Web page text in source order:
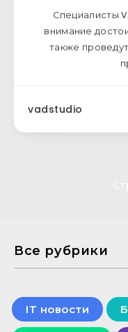
Специалисты
внимание
также
vadstudio
Все рубрики
IT новости